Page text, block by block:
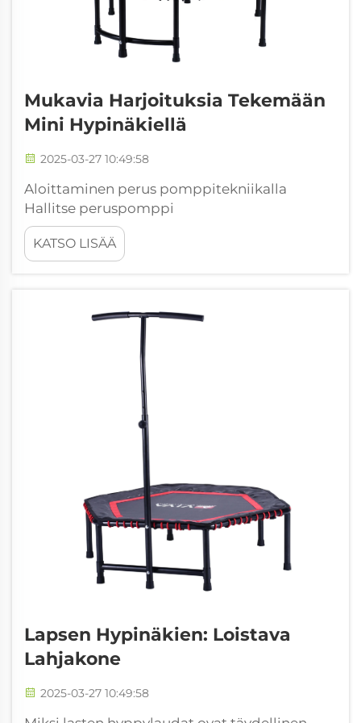
Mukavia Harjoituksia Tekemään
Mini Hypinäkiellä
2025-03-27 10:49:58
Aloittaminen perus pomppitekniikalla
Hallitse peruspomppi
Hyppylautaharjoitusten ydintä on jotain
yksinkertaista mutta keskeistä –
peruspomppi. Hyppää vain ylös ja alas
KATSO LISÄÄ
Lapsen Hypinäkien: Loistava
Lahjakone
2025-03-27 10:49:58